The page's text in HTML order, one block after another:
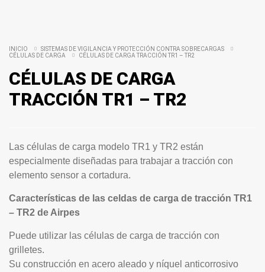
INICIO
SISTEMAS DE VIGILANCIA Y PROTECCIÓN CONTRA SOBRECARGAS
CÉLULAS DE CARGA
CÉLULAS DE CARGA TRACCIÓN TR1 – TR2
CÉLULAS DE CARGA
TRACCIÓN TR1 – TR2
Las células de carga modelo TR1 y TR2 están
especialmente diseñadas para trabajar a tracción con
elemento sensor a cortadura.
Características de las celdas de carga de tracción TR1
– TR2 de Airpes
Puede utilizar las células de carga de tracción con
grilletes.
Su construcción en acero aleado y níquel anticorrosivo